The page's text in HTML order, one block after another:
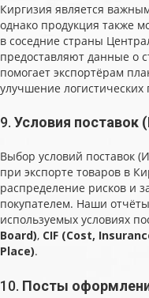
Киргизия является
однако продукция также
в соседние страны
предоставляют данные о
помогает экспортёрам
улучшение логистических
9. Условия поставок
Выбор условий поставок
при экспорте товаров в
распределение рисков и
покупателем. Наши
используемых условиях
Board), CIF (Cost,
Place).
10. Посты